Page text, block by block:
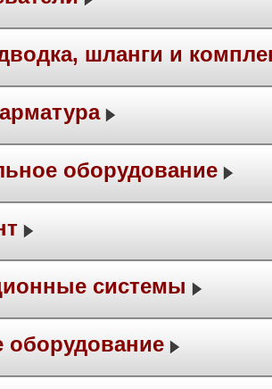
шланги и
оборудование
системы
оборудование